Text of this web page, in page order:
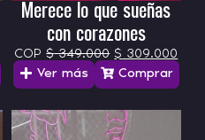
Merece lo que sueñas
con corazones
COP$349.000 $ 309.000
Ver más
Comprar